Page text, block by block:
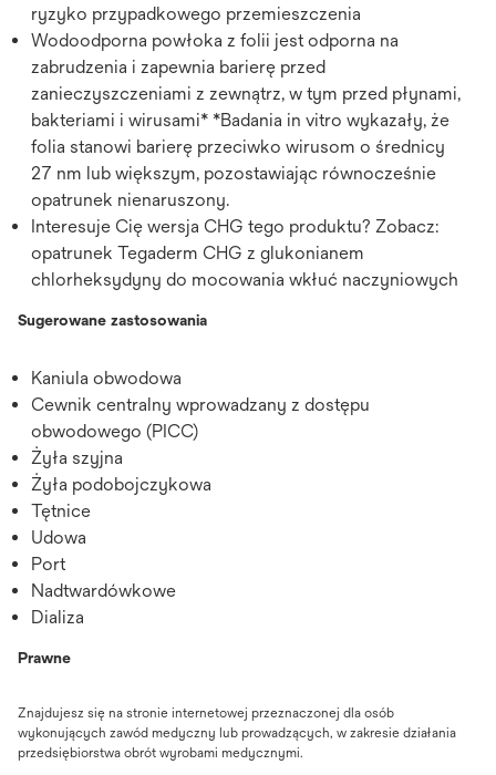
ryzyko przypadkowego przemieszczenia
Wodoodporna powłoka z folii jest odporna na
zabrudzenia i zapewnia barierę przed
zanieczyszczeniami z zewnątrz, w tym przed płynami,
bakteriami i wirusami* *Badania in vitro wykazały, że
folia stanowi barierę przeciwko wirusom o średnicy
27 nm lub większym, pozostawiając równocześnie
opatrunek nienaruszony.
Interesuje Cię wersja CHG tego produktu? Zobacz:
opatrunek Tegaderm CHG z glukonianem
chlorheksydyny do mocowania wkłuć naczyniowych
Sugerowane zastosowania
Kaniula obwodowa
Cewnik centralny wprowadzany z dostępu
obwodowego (PICC)
Żyła szyjna
Żyła podobojczykowa
Tętnice
Udowa
Port
Nadtwardówkowe
Dializa
Prawne
Znajdujesz się na stronie internetowej przeznaczonej dla osób
wykonujących zawód medyczny lub prowadzących, w zakresie działania
przedsiębiorstwa obrót wyrobami medycznymi.